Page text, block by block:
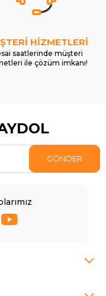
HİZMETLERİ
saatlerinde müşteri
ile çözüm imkanı!
GÖNDER